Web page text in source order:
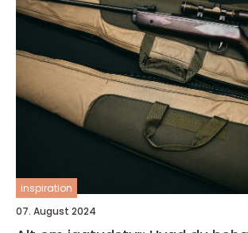
inspiration
07. August 2024